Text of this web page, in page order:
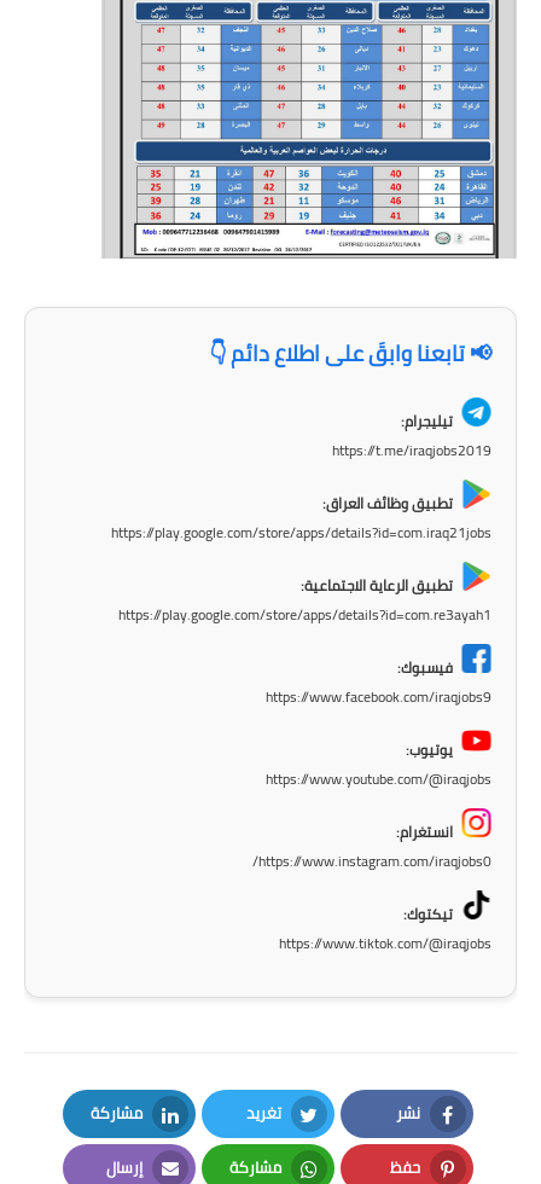
المرحلة الابتدائية
المرحلة المتوسطة
المرحلة الاعدادية
الجامعات
اخبار وقرارات وزارة التعليم
استمارة القبول المركزي
صحة وطب
📢 تابعنا وابقَ على اطلاع دائم 👇
تيليجرام:
https://t.me/iraqjobs2019
تطبيق وظائف العراق:
https://play.google.com/store/apps/details?id=com.iraq21jobs
تطبيق الرعاية الاجتماعية:
https://play.google.com/store/apps/details?id=com.re3ayah1
فيسبوك:
https://www.facebook.com/iraqjobs9
يوتيوب:
https://www.youtube.com/@iraqjobs
انستغرام:
https://www.instagram.com/iraqjobs0/
تيكتوك:
https://www.tiktok.com/@iraqjobs
نشر
Facebook
تغريد
Twitter
مشاركة
LinkedIn
حفظ مشاركة إرسال